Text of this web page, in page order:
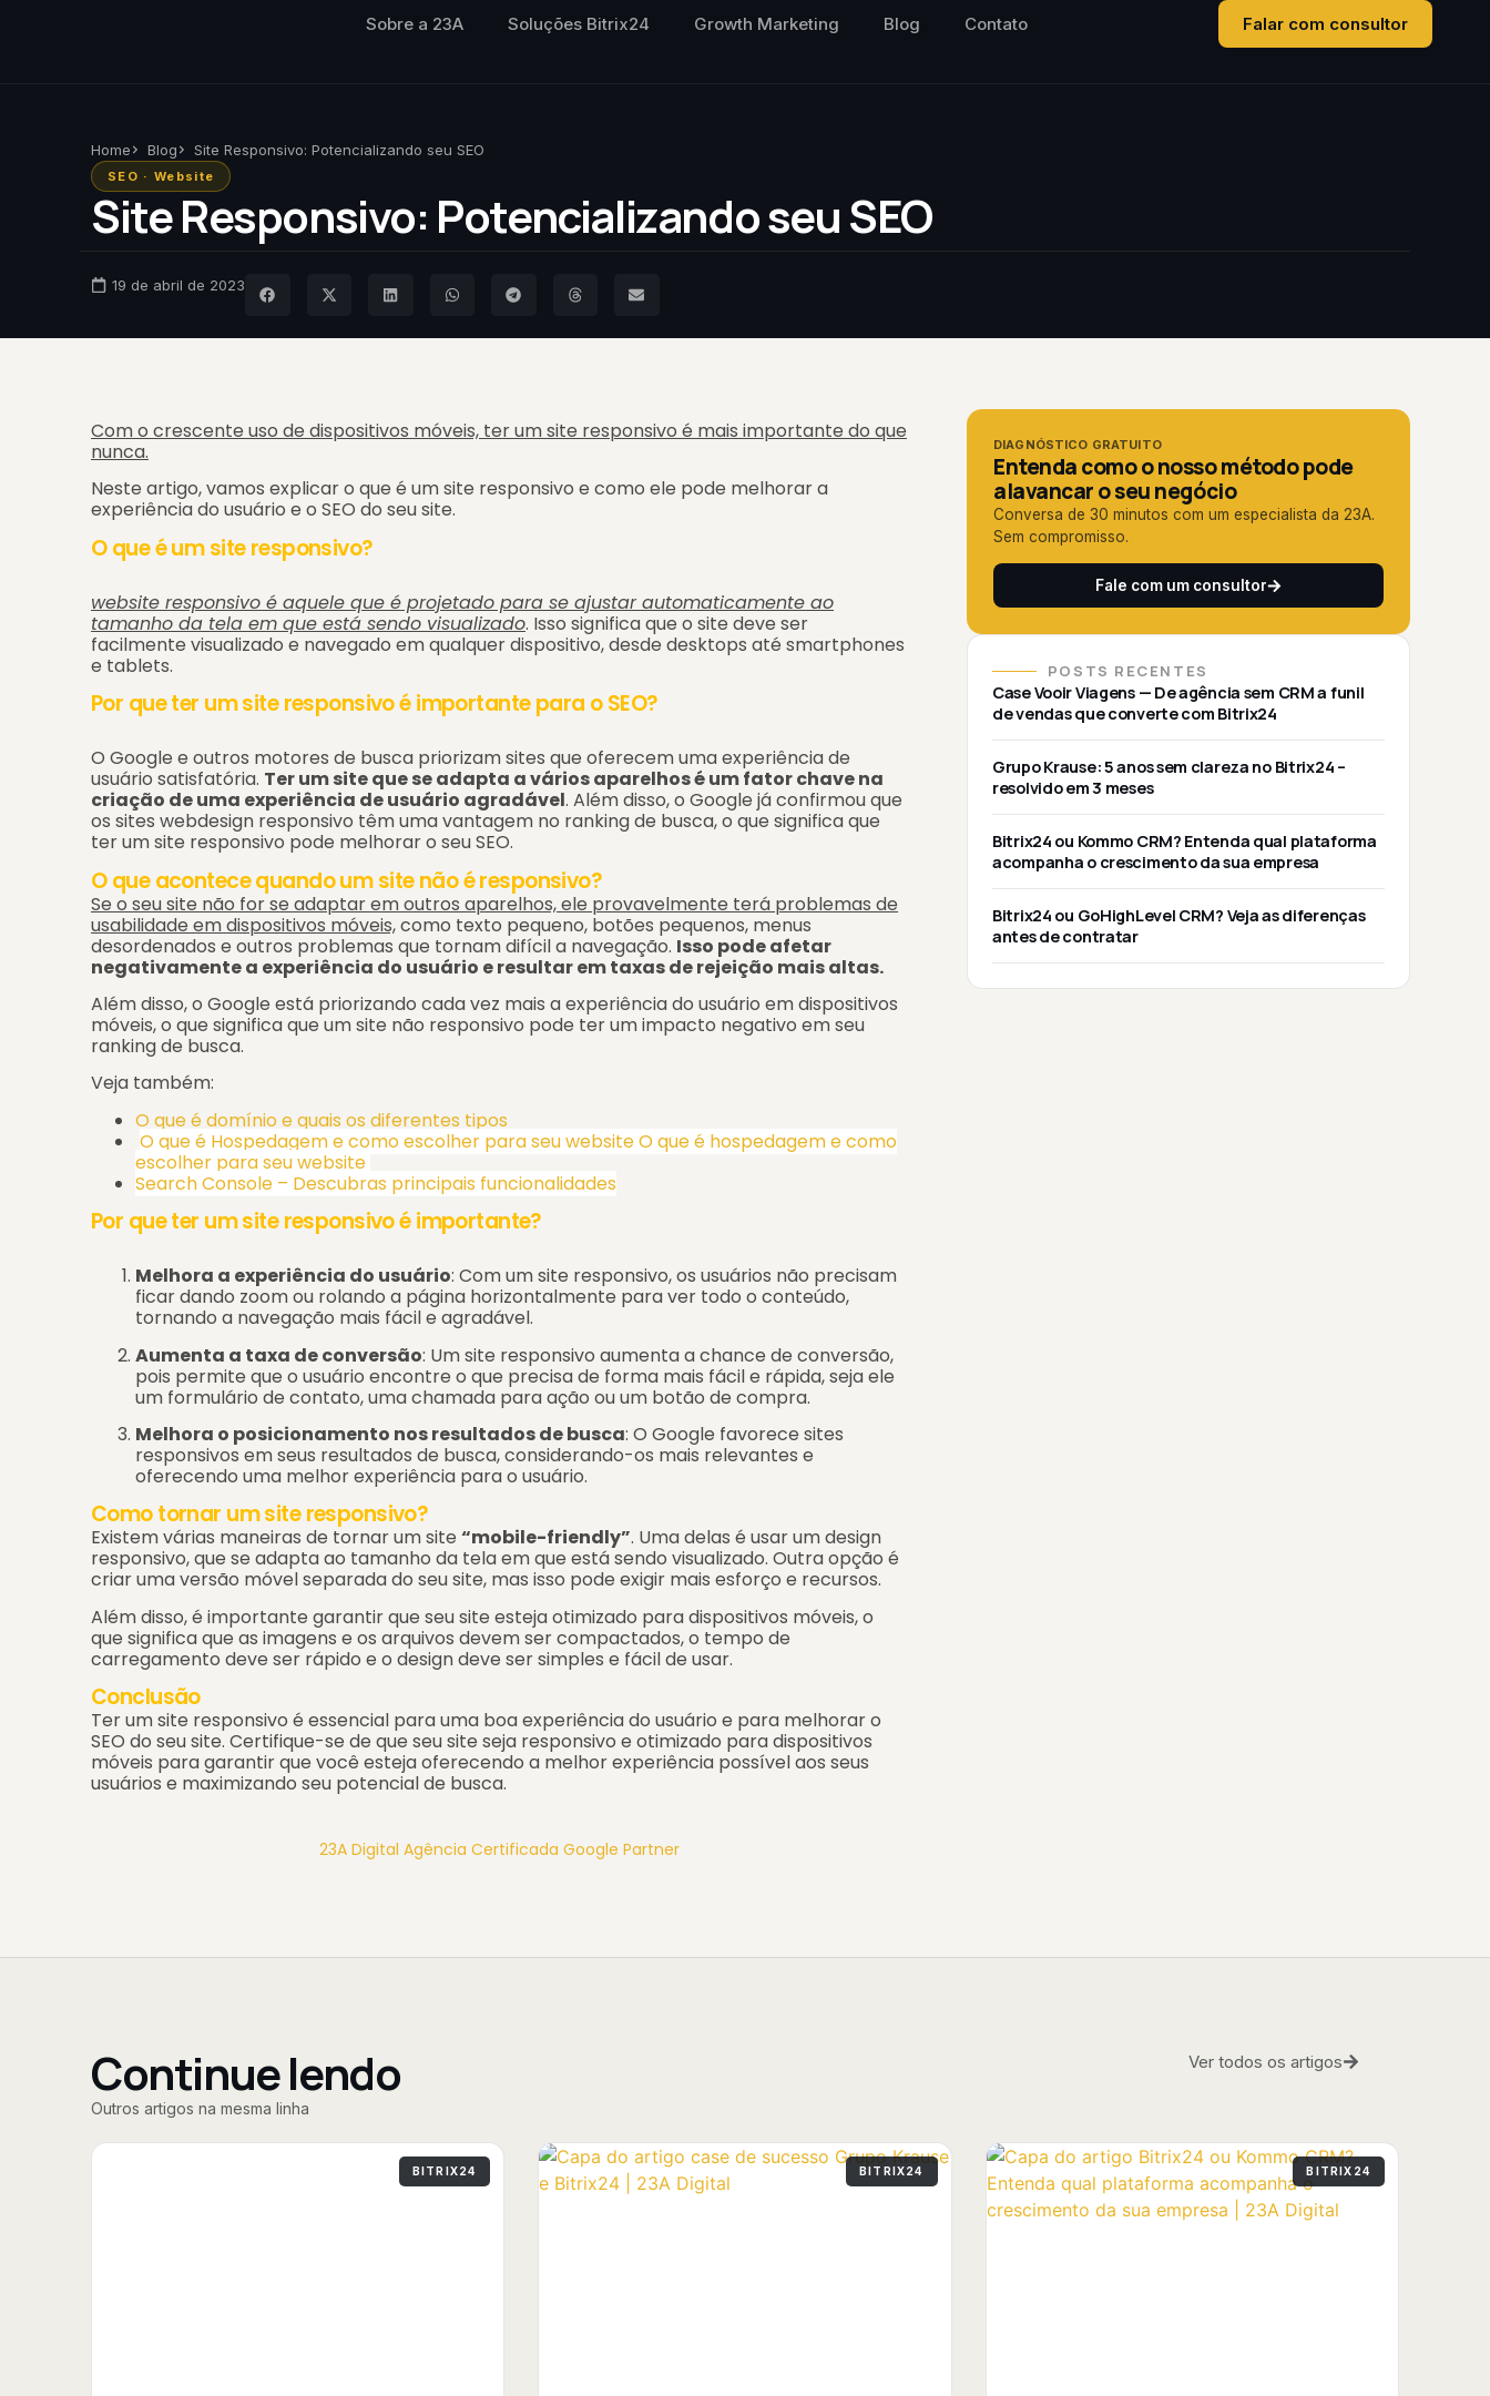
Sobre a 23A Soluções Bitrix24 Growth Marketing Blog Contato Falar com consultor
Home Blog Site Responsivo: Potencializando seu SEO
SEO · Website
Site Responsivo: Potencializando seu SEO
19 de abril de 2023
Com o crescente uso de dispositivos móveis, ter um site responsivo é mais importante do que
nunca.
Neste artigo, vamos explicar o que é um site responsivo e como ele pode melhorar a
experiência do usuário e o SEO do seu site.
O que é um site responsivo?
website responsivo é aquele que é projetado para se ajustar automaticamente ao
tamanho da tela em que está sendo visualizado. Isso significa que o site deve ser
facilmente visualizado e navegado em qualquer dispositivo, desde desktops até smartphones
e tablets.
Por que ter um site responsivo é importante para o SEO?
O Google e outros motores de busca priorizam sites que oferecem uma experiência de
usuário satisfatória. Ter um site que se adapta a vários aparelhos é um fator chave na
criação de uma experiência de usuário agradável. Além disso, o Google já confirmou que
os sites webdesign responsivo têm uma vantagem no ranking de busca, o que significa que
ter um site responsivo pode melhorar o seu SEO.
O que acontece quando um site não é responsivo?
Se o seu site não for se adaptar em outros aparelhos, ele provavelmente terá problemas de
usabilidade em dispositivos móveis,como texto pequeno, botões pequenos, menus
desordenados e outros problemas que tornam difícil a navegação. Isso pode afetar
negativamente a experiência do usuário e resultar em taxas de rejeição mais altas.
Além disso, o Google está priorizando cada vez mais a experiência do usuário em dispositivos
móveis, o que significa que um site não responsivo pode ter um impacto negativo em seu
ranking de busca.
Veja também:
O que é domínio e quais os diferentes tipos
O que é Hospedagem e como escolher para seu websiteO que é hospedagem e como
escolher para seu website
Search Console – Descubras principais funcionalidades
Por que ter um site responsivo é importante?
Melhora a experiência do usuário: Com um site responsivo, os usuários não precisam
ficar dando zoom ou rolando a página horizontalmente para ver todo o conteúdo,
tornando a navegação mais fácil e agradável.
Aumenta a taxa de conversão: Um site responsivo aumenta a chance de conversão,
pois permite que o usuário encontre o que precisa de forma mais fácil e rápida, seja ele
um formulário de contato, uma chamada para ação ou um botão de compra.
Melhora o posicionamento nos resultados de busca: O Google favorece sites
responsivos em seus resultados de busca, considerando-os mais relevantes e
oferecendo uma melhor experiência para o usuário.
Como tornar um site responsivo?
Existem várias maneiras de tornar um site “mobile-friendly”. Uma delas é usar um design
responsivo, que se adapta ao tamanho da tela em que está sendo visualizado. Outra opção é
criar uma versão móvel separada do seu site, mas isso pode exigir mais esforço e recursos.
Além disso, é importante garantir que seu site esteja otimizado para dispositivos móveis, o
que significa que as imagens e os arquivos devem ser compactados, o tempo de
carregamento deve ser rápido e o design deve ser simples e fácil de usar.
Conclusão
Ter um site responsivo é essencial para uma boa experiência do usuário e para melhorar o
SEO do seu site. Certifique-se de que seu site seja responsivo e otimizado para dispositivos
móveis para garantir que você esteja oferecendo a melhor experiência possível aos seus
usuários e maximizando seu potencial de busca.
23A Digital Agência Certificada Google Partner
DIAGNÓSTICO GRATUITO
Entenda como o nosso método pode
alavancar o seu negócio
Conversa de 30 minutos com um especialista da 23A.
Sem compromisso.
Fale com um consultor
POSTS RECENTES
Case Vooir Viagens — De agência sem CRM a funil
de vendas que converte com Bitrix24
Grupo Krause: 5 anos sem clareza no Bitrix24 –
resolvido em 3 meses
Bitrix24 ou Kommo CRM? Entenda qual plataforma
acompanha o crescimento da sua empresa
Bitrix24 ou GoHighLevel CRM? Veja as diferenças
antes de contratar
Continue lendo
Outros artigos na mesma linha
Ver todos os artigos
BITRIX24 BITRIX24 BITRIX24